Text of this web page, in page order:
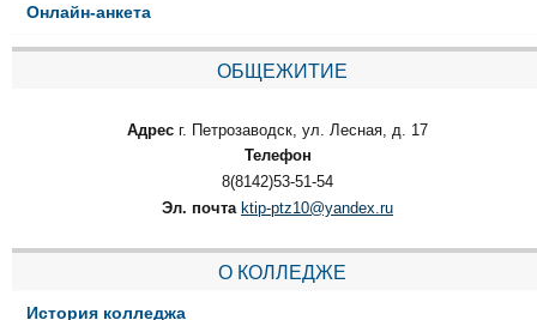
Онлайн-анкета
ОБЩЕЖИТИЕ
Адрес г. Петрозаводск, ул. Лесная, д. 17
Телефон
8(8142)53-51-54
Эл. почта ktip-ptz10@yandex.ru
О КОЛЛЕДЖЕ
История колледжа